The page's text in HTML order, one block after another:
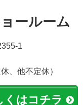
ールーム
1